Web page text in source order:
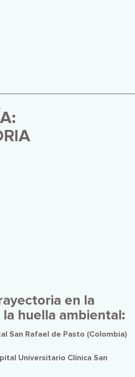
en la
huella ambiental:
San Rafael de Pasto (Colombia)
Universitario Clínica San